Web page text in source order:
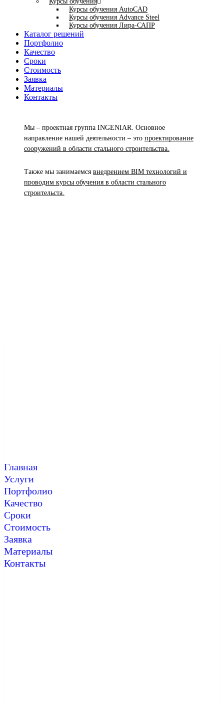
Курсы обучения AutoCAD
Курсы обучения Advance Steel
Курсы обучения Лира-САПР
Каталог решений
Портфолио
Качество
Сроки
Стоимость
Заявка
Материалы
Контакты
Мы – проектная группа INGENIAR. Основное
направление нашей деятельности – это проектирование
сооружений в области стального строительства.
Также мы занимаемся внедрением BIM технологий и
проводим курсы обучения в области стального
строительста.
Главная
Услуги
Портфолио
Качество
Сроки
Стоимость
Заявка
Материалы
Контакты